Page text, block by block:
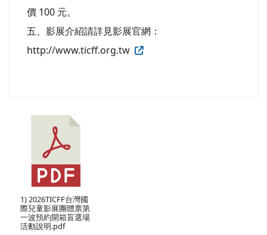
價 100 元。
五、影展介紹請詳見影展官網：
http://www.ticff.org.tw
1) 2026TICFF台灣國
際兒童影展團體票第
一波預約開箱盲選場
活動說明.pdf